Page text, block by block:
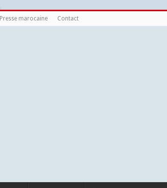
Presse marocaine Contact